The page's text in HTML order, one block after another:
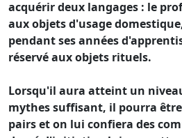
acquérir deux langages : le
aux objets d'usage
pendant ses années
réservé aux objets rituels.
Lorsqu'il aura atteint un
mythes suffisant, il pourra
pairs et on lui confiera des